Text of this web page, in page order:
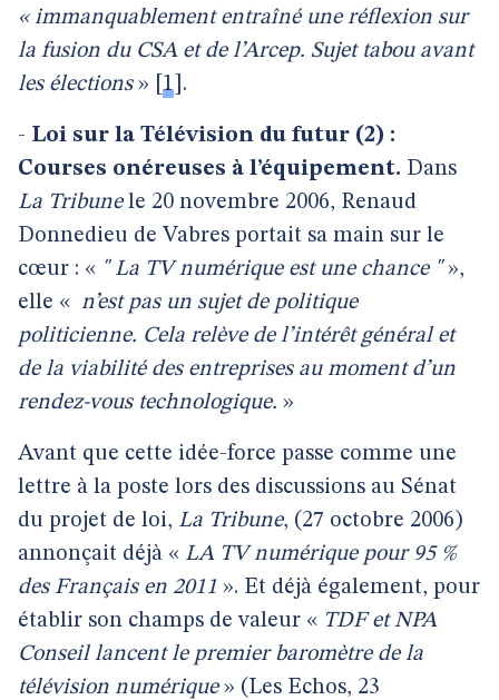
« immanquablement entraîné une réflexion sur
la fusion du CSA et de l’Arcep. Sujet tabou avant
les élections» 1 .
- Loi sur la Télévision du futur (2) :
Courses onéreuses à l’équipement. Dans
La Tribunele 20 novembre 2006, Renaud
Donnedieu de Vabres portait sa main sur le
cœur : « " La TV numérique est une chance "»,
elle « n’est pas un sujet de politique
politicienne. Cela relève de l’intérêt général et
de la viabilité des entreprises au moment d’un
rendez-vous technologique. »
Avant que cette idée-force passe comme une
lettre à la poste lors des discussions au Sénat
du projet de loi, La Tribune, (27 octobre 2006)
annonçait déjà « LA TV numérique pour 95 %
des Français en 2011 ». Et déjà également, pour
établir son champs de valeur « TDF et NPA
Conseil lancent le premier baromètre de la
télévision numérique» (Les Echos, 23